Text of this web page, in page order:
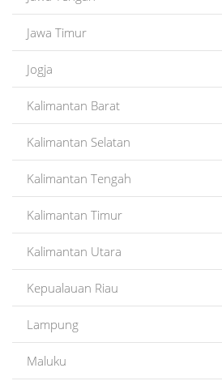
Jawa Timur
Jogja
Kalimantan Barat
Kalimantan Selatan
Kalimantan Tengah
Kalimantan Timur
Kalimantan Utara
Kepualauan Riau
Lampung
Maluku